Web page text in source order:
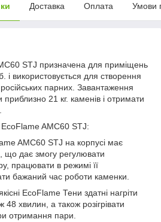
Доставка Оплата Умови
STJ призначена для приміщень
і використовується для створення
російських парних. Завантаження
приблизно 21 кг. каменів і отримати
AMC60 STJ:
AMC60 STJ на корпусі має
що дає змогу регулювати
працювати в режимі її
бажаний час роботи каменки.
EcoFlame Тени здатні нагріти
хвилин, а також розігрівати
отримання пари.